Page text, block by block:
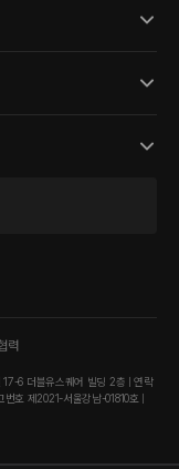
력
6 더블유스퀘어 빌딩 2층 | 연락
호 제2021-서울강남-01810호 |